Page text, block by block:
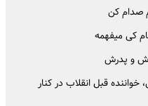
صدام کن
کی میفهمه
و پدرش
قبل انقلاب در کنار